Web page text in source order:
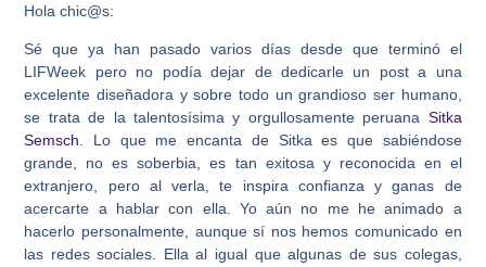
Hola chic@s:
Sé que ya han pasado varios días desde que terminó el
LIFWeek pero no podía dejar de dedicarle un post a una
excelente diseñadora y sobre todo un grandioso ser humano,
se trata de la talentosísima y orgullosamente peruana Sitka
Semsch. Lo que me encanta de Sitka es que sabiéndose
grande, no es soberbia, es tan exitosa y reconocida en el
extranjero, pero al verla, te inspira confianza y ganas de
acercarte a hablar con ella. Yo aún no me he animado a
hacerlo personalmente, aunque sí nos hemos comunicado en
las redes sociales. Ella al igual que algunas de sus colegas,